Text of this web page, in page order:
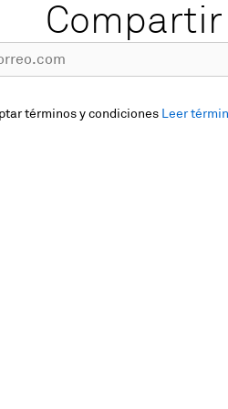
términos y condiciones Leer